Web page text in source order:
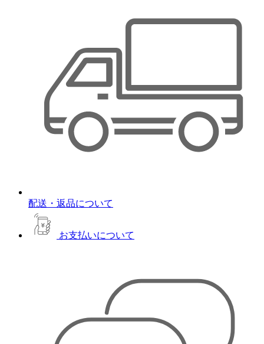
配送・返品について
お支払いについて